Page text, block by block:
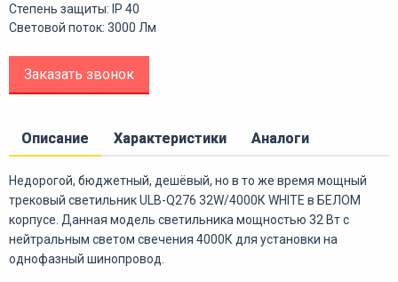
Степень защиты: IP 40
Световой поток: 3000 Лм
Заказать звонок
Описание Характеристики Аналоги
Недорогой, бюджетный, дешёвый, но в то же время мощный
трековый светильник ULB-Q276 32W/4000К WHITE в БЕЛОМ
корпусе. Данная модель светильника мощностью 32 Вт с
нейтральным светом свечения 4000К для установки на
однофазный шинопровод.